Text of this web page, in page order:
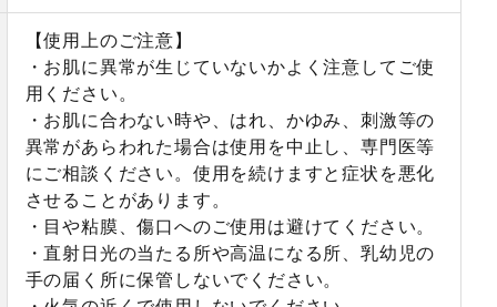
【使用上のご注意】
・お肌に異常が生じていないかよく注意してご使
用ください。
・お肌に合わない時や、はれ、かゆみ、刺激等の
異常があらわれた場合は使用を中止し、専門医等
にご相談ください。使用を続けますと症状を悪化
させることがあります。
・目や粘膜、傷口へのご使用は避けてください。
・直射日光の当たる所や高温になる所、乳幼児の
手の届く所に保管しないでください。